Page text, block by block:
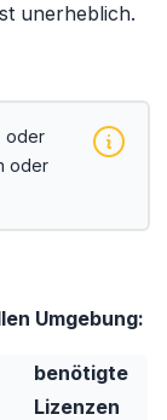
unerheblich.
oder
oder
Umgebung:
benötigte
Lizenzen